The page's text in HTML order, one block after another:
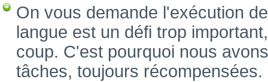
On vous demande l'exécution
langue est un défi trop
coup. C'est pourquoi nous
tâches, toujours récompensées.